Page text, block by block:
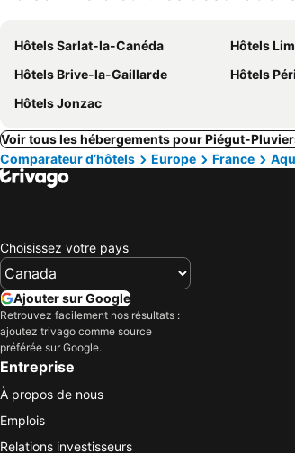
Hôtels Sarlat-la-Canéda Hôtels
Hôtels Brive-la-Gaillarde
Hôtels
Hôtels Jonzac
Voir tous les hébergements pour Piégut-
Comparateur d’hôtels
Europe France
Choisissez votre pays
Ajouter sur Google
Retrouvez facilement nos résultats :
ajoutez trivago comme source
préférée sur Google.
Entreprise
À propos de nous
Emplois
Relations investisseurs